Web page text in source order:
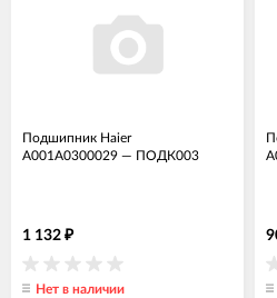
Подшипник Haier
A001A0300029 — ПОДК003
1 132 ₽
Нет в наличии